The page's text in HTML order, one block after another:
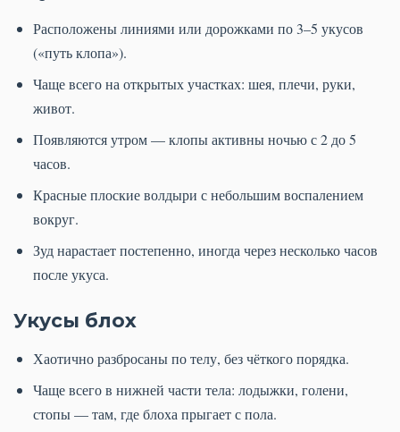
Расположены линиями или дорожками по 3–5 укусов
(«путь клопа»).
Чаще всего на открытых участках: шея, плечи, руки,
живот.
Появляются утром — клопы активны ночью с 2 до 5
часов.
Красные плоские волдыри с небольшим воспалением
вокруг.
Зуд нарастает постепенно, иногда через несколько часов
после укуса.
Укусы блох
Хаотично разбросаны по телу, без чёткого порядка.
Чаще всего в нижней части тела: лодыжки, голени,
стопы — там, где блоха прыгает с пола.